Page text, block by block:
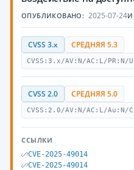
ОПУБЛИКОВАНО: 2025-07-24
CVSS 3.x СРЕДНЯЯ 5.3
CVSS:3.x/AV:N/AC:L/
CVSS 2.0 СРЕДНЯЯ 5.0
CVSS:2.0/AV:N/AC:L/Au:N/
ССЫЛКИ
CVE-2025-49014
CVE-2025-49014